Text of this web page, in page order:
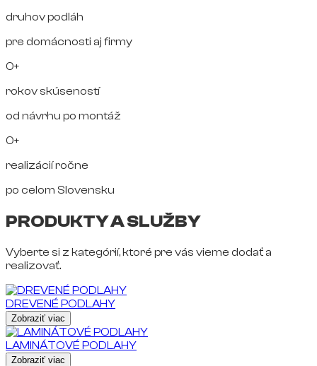
druhov podláh
pre domácnosti aj firmy
0+
rokov skúseností
od návrhu po montáž
0+
realizácií ročne
po celom Slovensku
PRODUKTY A SLUŽBY
Vyberte si z kategórií, ktoré pre vás vieme dodať a
realizovať.
DREVENÉ PODLAHY
Zobraziť viac
LAMINÁTOVÉ PODLAHY
Zobraziť viac